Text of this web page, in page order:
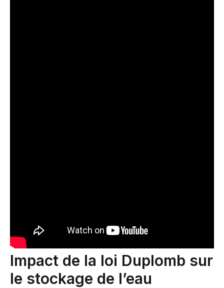
Impact de la loi Duplomb sur
le stockage de l’eau